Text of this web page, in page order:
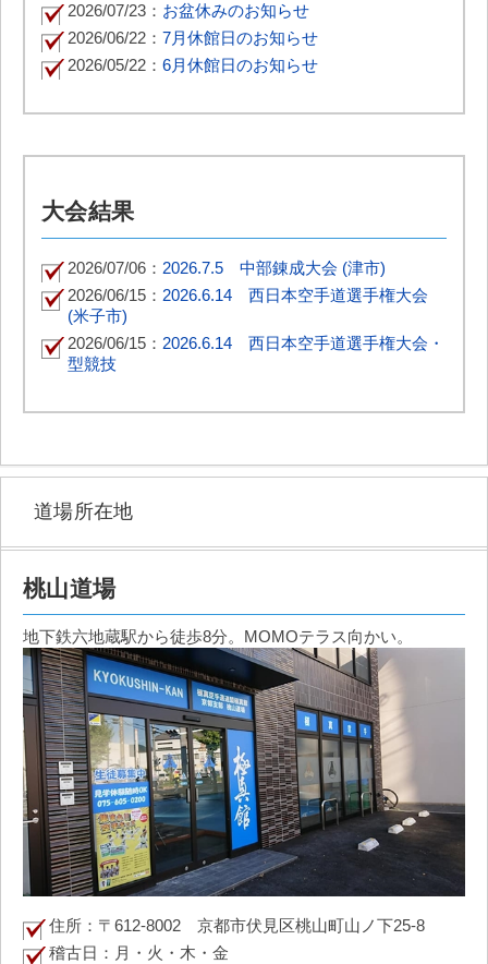
2026/07/23： お盆休みのお知らせ
2026/06/22： 7月休館日のお知らせ
2026/05/22： 6月休館日のお知らせ
大会結果
2026/07/06： 2026.7.5 中部錬成大会 (津市)
2026/06/15： 2026.6.14 西日本空手道選手権大会
(米子市)
2026/06/15： 2026.6.14 西日本空手道選手権大会・
型競技
道場所在地
桃山道場
地下鉄六地蔵駅から徒歩8分。MOMOテラス向かい。
住所：〒612-8002 京都市伏見区桃山町山ノ下25-8
稽古日：月・火・木・金